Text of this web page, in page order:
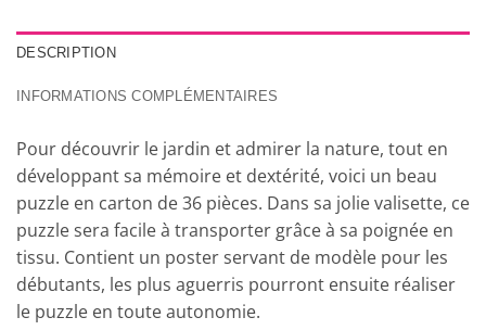
DESCRIPTION
INFORMATIONS COMPLÉMENTAIRES
Pour découvrir le jardin et admirer la nature, tout en
développant sa mémoire et dextérité, voici un beau
puzzle en carton de 36 pièces. Dans sa jolie valisette, ce
puzzle sera facile à transporter grâce à sa poignée en
tissu. Contient un poster servant de modèle pour les
débutants, les plus aguerris pourront ensuite réaliser
le puzzle en toute autonomie.